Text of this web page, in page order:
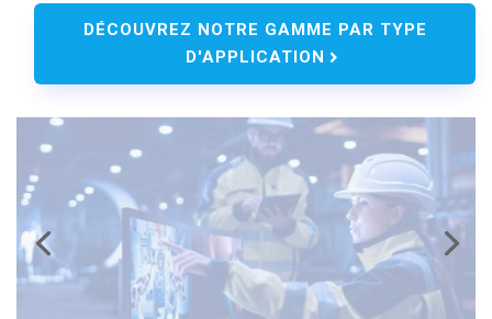
DÉCOUVREZ NOTRE GAMME PAR TYPE
D'APPLICATION